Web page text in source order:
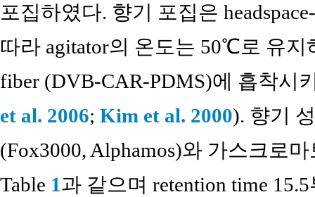
포집하였다. 향기 포집은
따라 agitator의 온도는 50℃로 유
fiber (DVB-CAR-PDMS)에 흡착시
et al. 2006; Kim et al. 2000). 향기
(Fox3000, Alphamos)와 가스크로
Table 1과 같으며 retention time